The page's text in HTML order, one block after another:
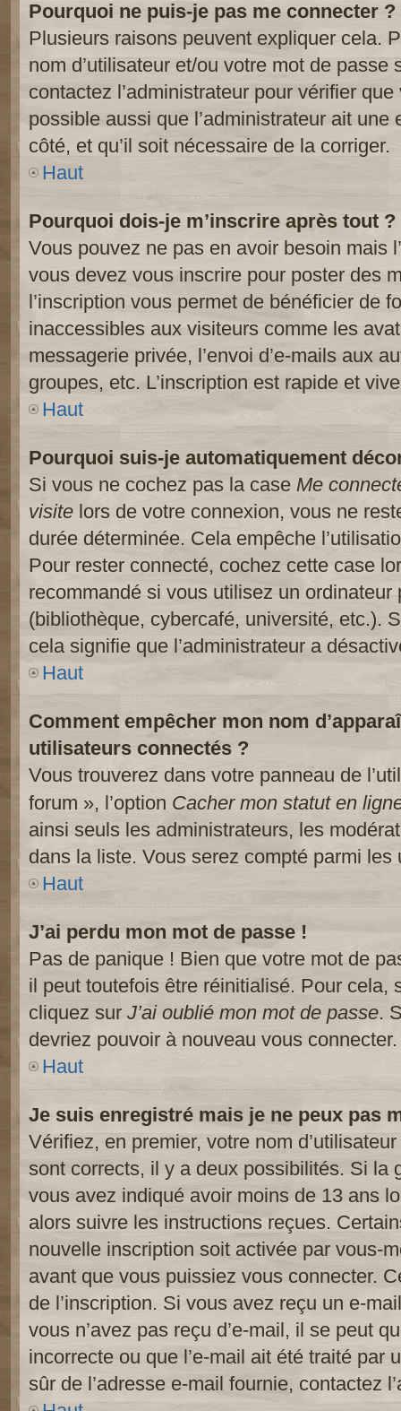
Pourquoi ne puis-je pas me connecter ?
Plusieurs raisons peuvent expliquer cela.
nom d’utilisateur et/ou votre mot de passe
contactez l’administrateur pour vérifier
possible aussi que l’administrateur ait
côté, et qu’il soit nécessaire de la corriger.
Haut
Pourquoi dois-je m’inscrire après tout ?
Vous pouvez ne pas en avoir besoin mais
vous devez vous inscrire pour poster des
l’inscription vous permet de bénéficier de
inaccessibles aux visiteurs comme les
messagerie privée, l’envoi d’e-mails aux
groupes, etc. L’inscription est rapide et
Haut
Pourquoi suis-je automatiquement
Si vous ne cochez pas la case Me
visite lors de votre connexion, vous ne
durée déterminée. Cela empêche
Pour rester connecté, cochez cette case
recommandé si vous utilisez un
(bibliothèque, cybercafé, université, etc.).
cela signifie que l’administrateur a
Haut
Comment empêcher mon nom
utilisateurs connectés ?
Vous trouverez dans votre panneau de
forum », l’option Cacher mon statut en
ainsi seuls les administrateurs, les
dans la liste. Vous serez compté parmi
Haut
J’ai perdu mon mot de passe !
Pas de panique ! Bien que votre mot de
il peut toutefois être réinitialisé. Pour cela,
cliquez sur J’ai oublié mon mot de passe.
devriez pouvoir à nouveau vous connecter.
Haut
Je suis enregistré mais je ne peux pas
Vérifiez, en premier, votre nom
sont corrects, il y a deux possibilités. Si la
vous avez indiqué avoir moins de 13 ans
alors suivre les instructions reçues.
nouvelle inscription soit activée par vous-
avant que vous puissiez vous connecter.
de l’inscription. Si vous avez reçu un e-
vous n’avez pas reçu d’e-mail, il se peut
incorrecte ou que l’e-mail ait été traité par
sûr de l’adresse e-mail fournie, contactez